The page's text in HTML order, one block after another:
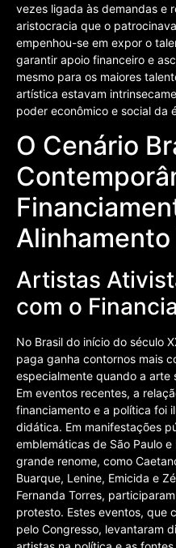
vezes ligada às demandas e
aristocracia que o
empenhou-se em expor o
garantir apoio financeiro e
mesmo para os maiores
artística estavam
poder econômico e social da
O Cenário
Artistas
com o
No Brasil do início do século
paga ganha contornos mais
especialmente quando a arte
Em eventos recentes, a
financiamento e a política foi
didática. Em manifestações
emblemáticas de São Paulo
grande renome, como
Buarque, Lenine, Emicida e
Fernanda Torres,
protesto. Estes eventos, que
pelo Congresso, levantaram